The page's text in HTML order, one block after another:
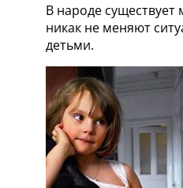
В народе
никак не меняют
детьми.